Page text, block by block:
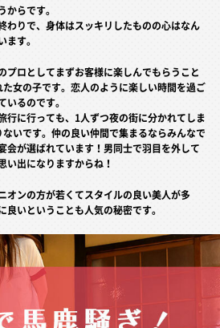
らです。
わりで、身体はスッキリしたものの心はなん
す。
プロとしてまずお客様に楽しんでもらうこと
女の子です。恋人のように楽しい時間を過ご
るのです。
行に行っても、1人ずつ夜の街に分かれてしま
いです。仲の良い仲間で集まるならみんなで
会が選ばれています！男同士で羽目を外して
い出になりますからね！
オンの方が若くてスタイルの良い美人が多
良いということも人気の秘密です。